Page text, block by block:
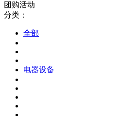
团购活动
分类：
全部
电器设备